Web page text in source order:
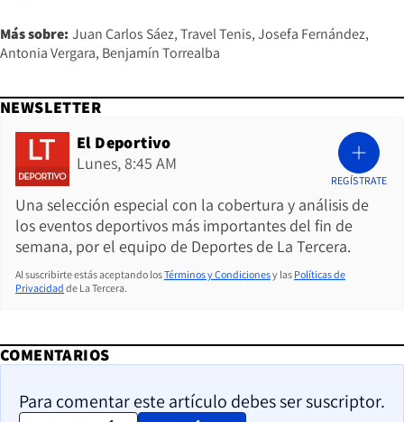
Más sobre: Juan Carlos Sáez Travel Tenis Josefa Fernández
Antonia Vergara Benjamín Torrealba
NEWSLETTER
El Deportivo
Lunes, 8:45 AM
Una selección especial con la cobertura y análisis de
los eventos deportivos más importantes del fin de
semana, por el equipo de Deportes de La Tercera.
REGÍSTRATE
Al suscribirte estás aceptando losTérminos y Condicionesy las Políticas de
Privacidad de La Tercera.
COMENTARIOS
Para comentar este artículo debes ser suscriptor.